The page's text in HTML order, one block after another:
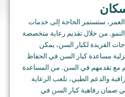
ستستمر الحاجة إلى خدمات
النمو. من خلال تقديم رعاية متخصصة
الفريدة لكبار السن، يمكن
مساعدة كبار السن في الحفاظ
مع تقدمهم في السن. من المساعدة
والدعم الطبي، تلعب الرعاية
في ضمان رفاهية كبار السن في